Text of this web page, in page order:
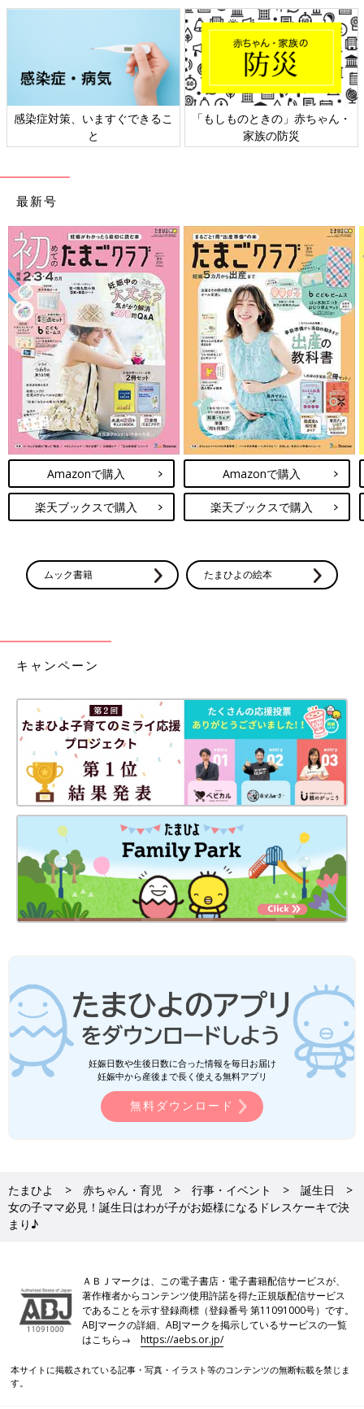
※バラをつくるときは室温と体温で溶けやすいので、暖房はでき
る限り使用しないのがベスト。また、大きい保冷剤の上にアルミ
ホイルを敷き、その上で作業すると溶けにくいそうです。
女の子なら誰もが憧れるプリンセス。自分がドレスを着ているケ
ーキは、絶対に喜んでくれるはず！ 近くにオーダーメイドでき
るお店がない場合は、頑張って手づくりにチャレンジしてみませ
んか？ （文・岡本梓）
1歳2か月の女の子のママ。2017年4月15日に2人目を出産予定の
妊婦さん。また、ベビー&子ども服のセレクトショップを展開。
https://www.instagram.com/kake1110/
インスタグラマー 藤井哉香（@fujii.sayaka）
1歳2か月の女の子のママ。インスタグラムには娘さんの成長記録
や、ハンドメイド雑貨、料理の写真を投稿。元パティシエという
経歴を生かしてつくられる料理の出来栄えは秀逸。
https://www.instagram.com/fujii.sayaka/
※この記事は「たまひよONLINE」で過去に公開されたもので
す。
感染症対策、いますぐできるこ
と
「もしものときの」赤ちゃん・
家族の防災
最新号
Amazonで購入
楽天ブックスで購入
Amazonで購入
楽天ブックスで購入
ムック書籍 たまひよの絵本
キャンペーン
妊娠日数や生後日数に合った情報を毎日お届け
妊娠中から産後まで長く使える無料アプリ
無料ダウンロード
たまひよ 赤ちゃん・育児 行事・イベント
誕生日
女の子ママ必見！誕生日はわが子がお姫様になるドレスケーキで決
まり♪
ＡＢＪマークは、この電子書店・電子書籍配信サービスが、
著作権者からコンテンツ使用許諾を得た正規版配信サービス
であることを示す登録商標（登録番号 第11091000号）です。
ABJマークの詳細、ABJマークを掲示しているサービスの一覧
はこちら→https://aebs.or.jp/
本サイトに掲載されている記事・写真・イラスト等のコンテンツの無断転載を禁じま
す。